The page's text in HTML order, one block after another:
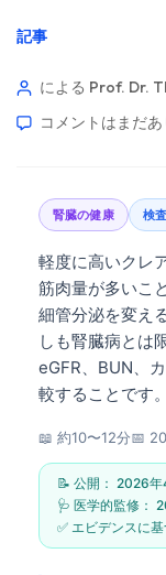
記事
による Prof. Dr.
コメントはまだ
腎臓の健康 検
軽度に高いクレ
筋肉量が多いこ
細管分泌を変え
しも腎臓病とは
eGFR、BUN、
較することです
📖 約10〜12分📅
📝 公開： 2026年
🩺 医学的監修：
✅ エビデンスに基